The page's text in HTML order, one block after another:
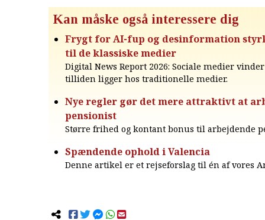
Kan måske også interessere dig
Frygt for AI-fup og desinformation
til de klassiske medier
Digital News Report 2026: Sociale medier
tilliden ligger hos traditionelle medier.
Nye regler gør det mere attraktivt at
pensionist
Større frihed og kontant bonus til arbejdende
Spændende ophold i Valencia
Denne artikel er et rejseforslag til én af vores